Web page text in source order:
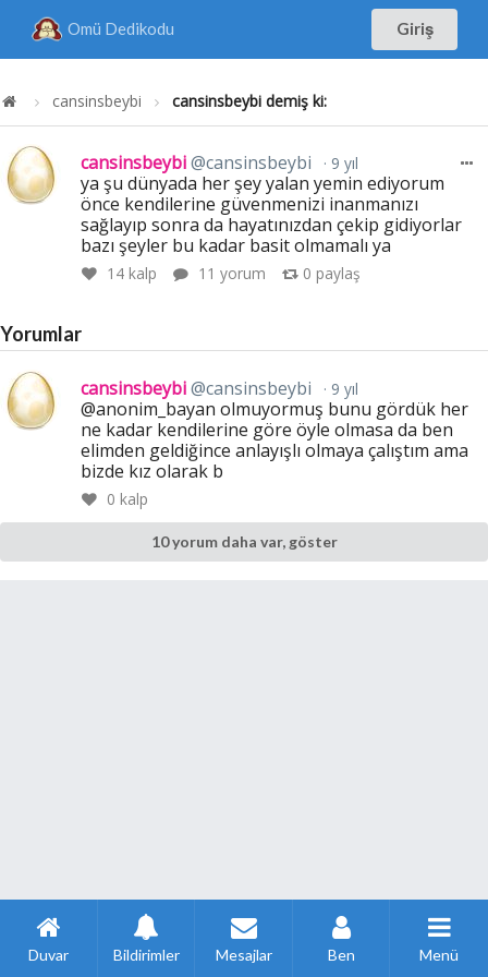
Omü Dedikodu Giriş
cansinsbeybi cansinsbeybi demiş ki:
cansinsbeybi@cansinsbeybi 9 yıl
ya şu dünyada her şey yalan yemin ediyorum
önce kendilerine güvenmenizi inanmanızı
sağlayıp sonra da hayatınızdan çekip gidiyorlar
bazı şeyler bu kadar basit olmamalı ya
14kalp 11 yorum 0 paylaş
Yorumlar
cansinsbeybi@cansinsbeybi 9 yıl
@anonim_bayan olmuyormuş bunu gördük her
ne kadar kendilerine göre öyle olmasa da ben
elimden geldiğince anlayışlı olmaya çalıştım ama
bizde kız olarak b
0 kalp
10 yorum daha var, göster
Duvar Bildirimler Mesajlar Ben Menü